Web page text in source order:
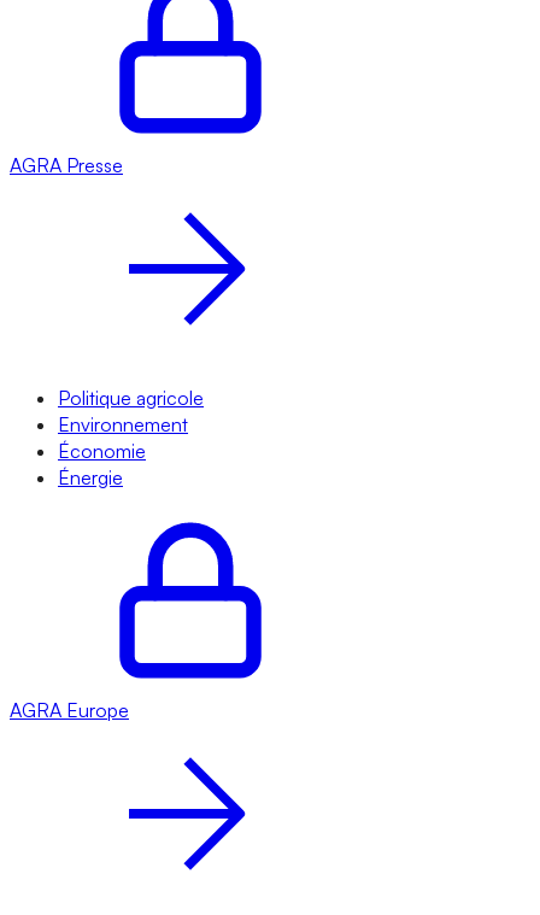
AGRA Presse
Politique agricole
Environnement
Économie
Énergie
AGRA Europe